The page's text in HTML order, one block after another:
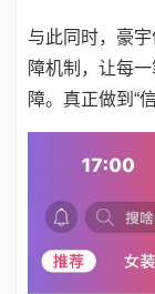
与此同时，豪
障机制，让每
障。真正做到“